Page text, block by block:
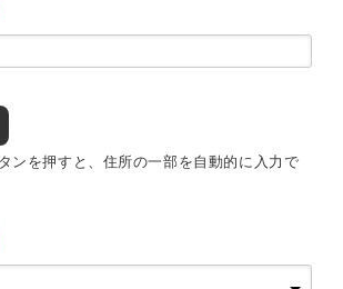
ンを押すと、住所の一部を自動的に入力で